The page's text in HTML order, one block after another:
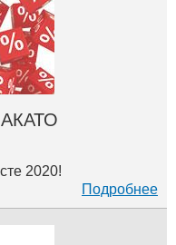
АКАТО
2020!
Подробнее